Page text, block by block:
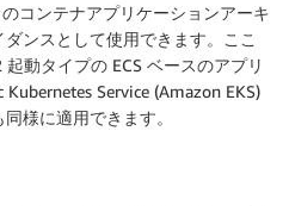
コンテナアプリケーションアーキ
ンスとして使用できます。ここ
動タイプの ECS ベースのアプリ
Service (Amazon EKS)
様に適用できます。